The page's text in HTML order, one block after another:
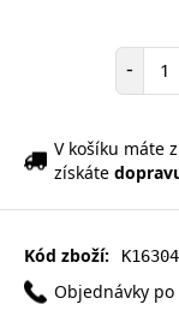
-
V košíku máte
získáte
Kód zboží:
Objednávky